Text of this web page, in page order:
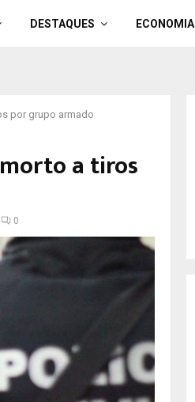
DESTAQUES ECONOMIA
por grupo armado
a tiros
0